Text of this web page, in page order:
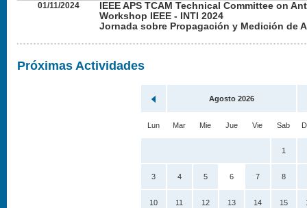
01/11/2024
IEEE APS TCAM Technical Committee on
Workshop IEEE - INTI 2024
Jornada sobre Propagación y Medición de
Próximas Actividades
Agosto 2026
Lun Mar Mie Jue Vie Sab
1
3 4 5 6 7 8
10 11 12 13 14 15